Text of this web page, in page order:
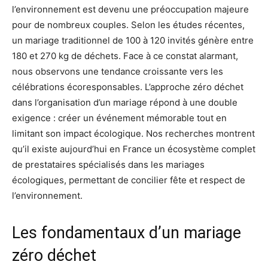
l’environnement est devenu une préoccupation majeure
pour de nombreux couples. Selon les études récentes,
un mariage traditionnel de 100 à 120 invités génère entre
180 et 270 kg de déchets. Face à ce constat alarmant,
nous observons une tendance croissante vers les
célébrations écoresponsables. L’approche zéro déchet
dans l’organisation d’un mariage répond à une double
exigence : créer un événement mémorable tout en
limitant son impact écologique. Nos recherches montrent
qu’il existe aujourd’hui en France un écosystème complet
de prestataires spécialisés dans les mariages
écologiques, permettant de concilier fête et respect de
l’environnement.
Les fondamentaux d’un mariage
zéro déchet